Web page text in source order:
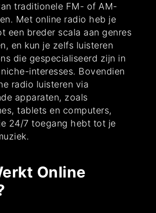
traditionele FM- of AM-
Met online radio heb je
een breder scala aan genres
en kun je zelfs luisteren
die gespecialiseerd zijn in
interesses. Bovendien
radio luisteren via
apparaten, zoals
tablets en computers,
24/7 toegang hebt tot je
Online